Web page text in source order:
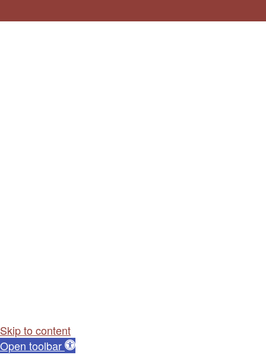
Skip to content
Open toolbar